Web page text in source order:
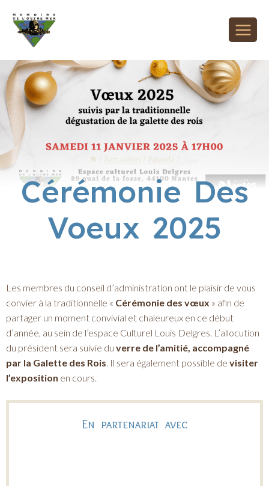
/ Actualités / Agenda /
Cérémonie Des
Voeux 2025
Les membres du conseil d’administration ont le plaisir de vous
convier à la traditionnelle « Cérémonie des vœux » afin de
partager un moment convivial et chaleureux en ce début
d’année, au sein de l’espace Culturel Louis Delgres. L’allocution
du président sera suivie du verre de l’amitié, accompagné
par la Galette des Rois. Il sera également possible de visiter
l’exposition en cours.
En partenariat avec